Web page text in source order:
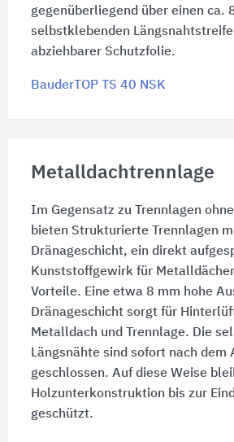
gegenüberliegend über einen ca.
selbstklebenden
abziehbarer Schutzfolie.
BauderTOP TS 40 NSK
Metalldachtrennlage
Im Gegensatz zu Trennlagen
bieten Strukturierte Trennlagen
Dränageschicht, ein direkt
Kunststoffgewirk für
Vorteile. Eine etwa 8 mm hohe
Dränageschicht sorgt für
Metalldach und Trennlage. Die
Längsnähte sind sofort nach dem
geschlossen. Auf diese Weise
Holzunterkonstruktion bis zur
geschützt.